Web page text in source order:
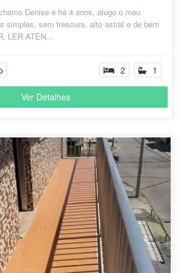
Denise e há 4 anos, alugo o meu
simples, sem frescura, alto astral e de bem
LER ATEN...
2 1
Ver Detalhes